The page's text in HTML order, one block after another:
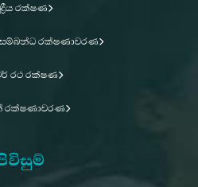
රක්ෂණ
රක්ෂණාවරණ
රථ රක්ෂණ
රක්ෂණාවරණ